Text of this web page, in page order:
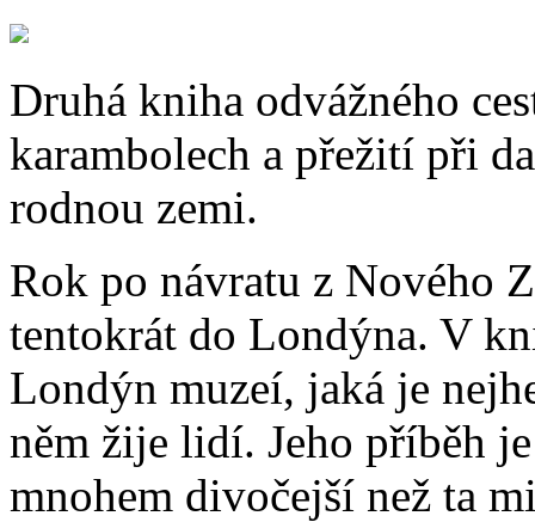
Druhá kniha odvážného
karambolech a přežití při
rodnou zemi.
Rok po návratu z Nového
tentokrát do Londýna. V
Londýn muzeí, jaká je
něm žije lidí. Jeho příběh
mnohem divočejší než ta